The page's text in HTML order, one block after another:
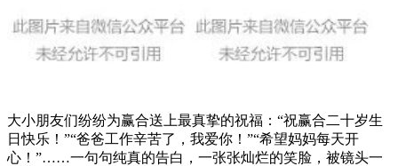
大小朋友们纷纷为赢合送上最真挚的祝福：“祝赢合二十岁生
日快乐！”“爸爸工作辛苦了，我爱你！”“希望妈妈每天开
心！”……一句句纯真的告白，一张张灿烂的笑脸，被镜头一